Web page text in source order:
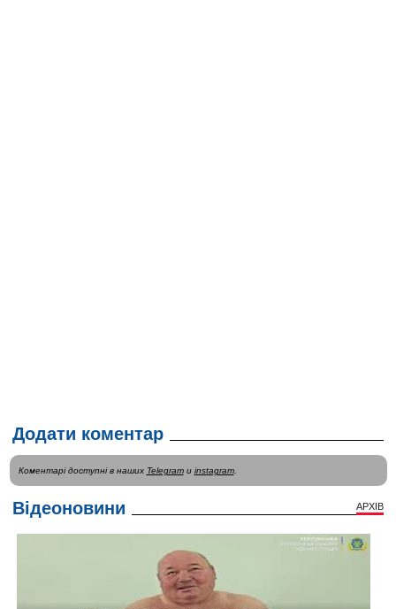
Додати коментар
Коментарі доступні в наших Telegramи instagram.
Відеоновини АРХІВ